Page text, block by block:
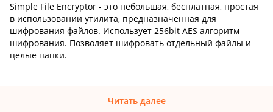
Simple File Encryptor - это небольшая, бесплатная, простая
в использовании утилита, предназначенная для
шифрования файлов. Использует 256bit AES алгоритм
шифрования. Позволяет шифровать отдельный файлы и
целые папки.
Читать далее